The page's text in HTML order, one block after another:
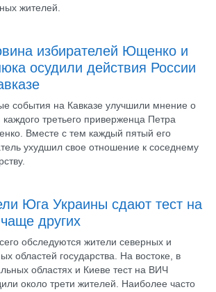
жителей.
избирателей Ющенко и
осудили действия России
события на Кавказе улучшили мнение о
каждого третьего приверженца Петра
Вместе с тем каждый пятый его
ухудшил свое отношение к соседнему
Юга Украины сдают тест на
других
обследуются жители северных и
областей государства. На востоке, в
областях и Киеве тест на ВИЧ
около трети жителей. Наиболее часто